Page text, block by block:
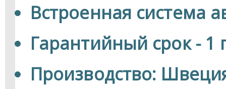
Встроенная система
Гарантийный срок - 1
Производство: